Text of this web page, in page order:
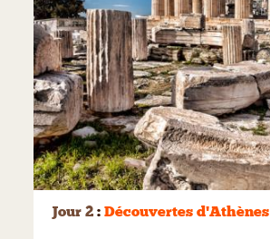
Jour 2 : Découvertes d'Athènes